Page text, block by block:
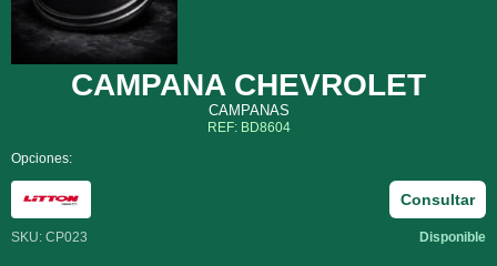
CAMPANA CHEVROLET
CAMPANAS
REF: BD8604
Opciones:
SKU: CP023 Disponible
Consultar